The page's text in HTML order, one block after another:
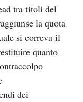
tra titoli del
la quota
si correva il
quanto
dei